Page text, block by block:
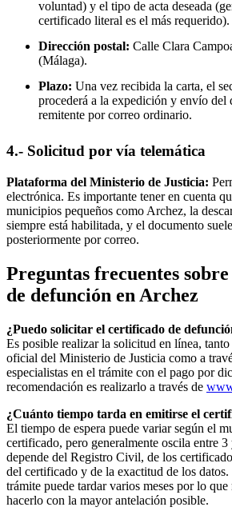
voluntad) y el tipo de acta deseada
certificado literal es el más requerido).
Dirección postal: Calle Clara
(Málaga).
Plazo: Una vez recibida la carta, el
procederá a la expedición y envío
remitente por correo ordinario.
4.- Solicitud por vía telemática
Plataforma del Ministerio de Justicia:
electrónica. Es importante tener en cuenta
municipios pequeños como Archez, la
siempre está habilitada, y el documento
posteriormente por correo.
Preguntas frecuentes
de defunción en Archez
¿Puedo solicitar el certificado de
Es posible realizar la solicitud en línea,
oficial del Ministerio de Justicia como a
especialistas en el trámite con el pago por
recomendación es realizarlo a través de
¿Cuánto tiempo tarda en emitirse el
El tiempo de espera puede variar según el
certificado, pero generalmente oscila entre
depende del Registro Civil, de los
del certificado y de la exactitud de los datos.
trámite puede tardar varios meses por lo
hacerlo con la mayor antelación posible.